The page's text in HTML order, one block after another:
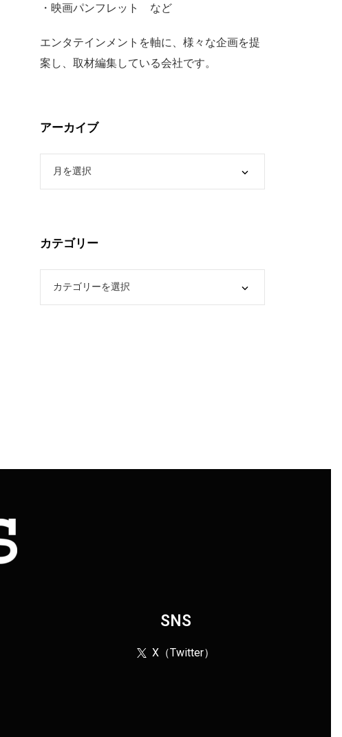
・映画パンフレット など
エンタテインメントを軸に、様々な企画を提
案し、取材編集している会社です。
アーカイブ
カテゴリー
SNS
X（Twitter）